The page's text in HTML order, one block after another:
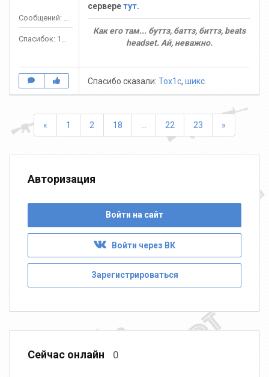
серверетут.
Как его там... буттз, баттз, биттз, beats
headset. Ай, неважно.
Спасибо сказали: Tox1c, шикс
« Назад1 2 18 22 23 »
Авторизация
Войти на сайт
Войти через ВК
Зарегистрироваться
Сейчас онлайн 0